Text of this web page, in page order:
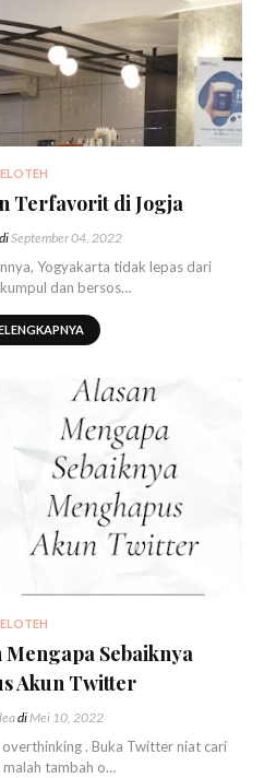
Terfavorit di Jogja
diSeptember 04, 2022
Yogyakarta tidak lepas dari
dan bersos…
Sebaiknya
Akun Twitter
diMei 10, 2022
. Buka Twitter niat cari
malah tambah o…